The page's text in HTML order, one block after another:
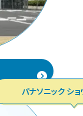
パナソニック シ